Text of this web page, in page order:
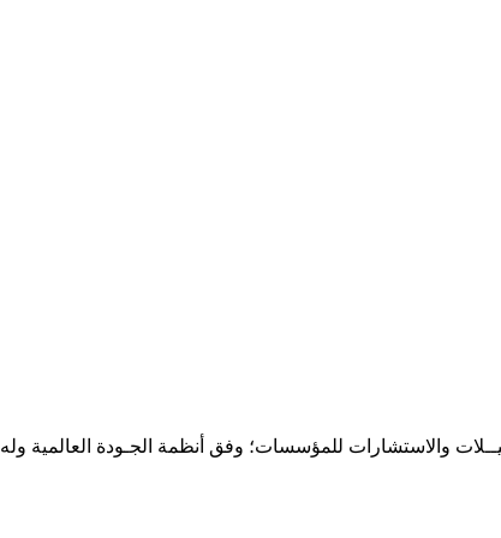
والاستشارات للمؤسسات؛ وفق أنظمة الجـودة